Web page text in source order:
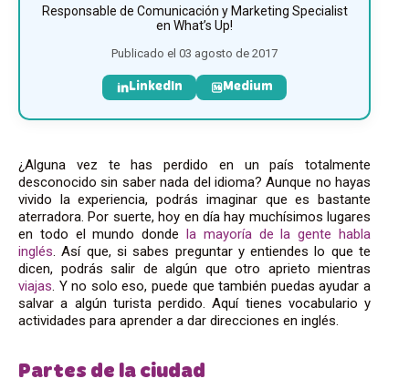
Responsable de Comunicación y Marketing Specialist
en What’s Up!
Publicado el 03 agosto de 2017
LinkedIn Medium
¿Alguna vez te has perdido en un país totalmente
desconocido sin saber nada del idioma? Aunque no hayas
vivido la experiencia, podrás imaginar que es bastante
aterradora. Por suerte, hoy en día hay muchísimos lugares
en todo el mundo donde la mayoría de la gente habla
inglés . Así que, si sabes preguntar y entiendes lo que te
dicen, podrás salir de algún que otro aprieto mientras
viajas . Y no solo eso, puede que también puedas ayudar a
salvar a algún turista perdido. Aquí tienes vocabulario y
actividades para aprender a dar direcciones en inglés.
Partes de la ciudad